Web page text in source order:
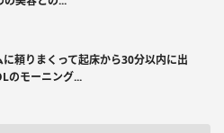
に頼りまくって起床から30分以内に出
のモーニング...